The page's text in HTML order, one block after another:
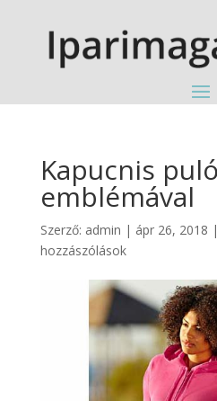
Kapucnis
emblémával
Szerző: admin | ápr 26, 2018 |
hozzászólások